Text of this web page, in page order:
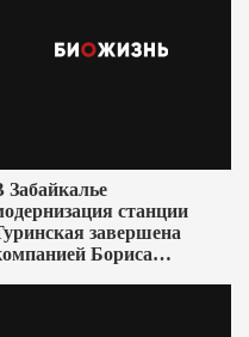
Забайкалье
станции
завершена
Бориса